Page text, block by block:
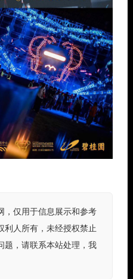
，仅用于信息展示和参考
利人所有，未经授权禁止
题，请联系本站处理，我